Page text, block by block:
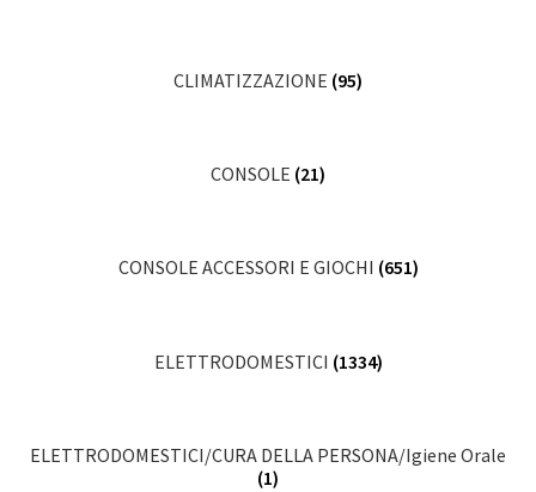
CLIMATIZZAZIONE (95)
CONSOLE (21)
CONSOLE ACCESSORI E GIOCHI (651)
ELETTRODOMESTICI (1334)
ELETTRODOMESTICI/CURA DELLA PERSONA/Igiene Orale
(1)